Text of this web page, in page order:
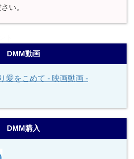
い。
DMM動画
愛をこめて - 映画動画 -
DMM購入